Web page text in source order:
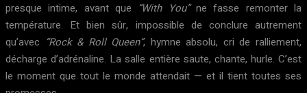
presque intime, avant que “With You”ne fasse remonter la
température. Et bien sûr, impossible de conclure autrement
qu’avec “Rock & Roll Queen”, hymne absolu, cri de ralliement,
décharge d’adrénaline. La salle entière saute, chante, hurle. C’est
le moment que tout le monde attendait — et il tient toutes ses